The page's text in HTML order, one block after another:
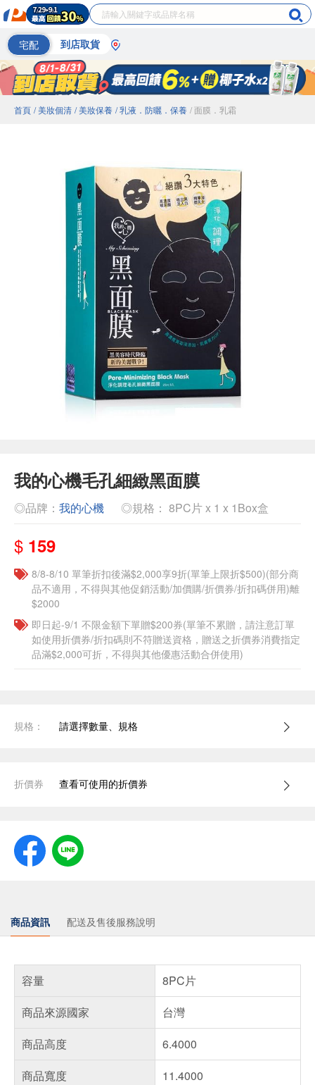
宅配 到店取貨
首頁 / 美妝個清 / 美妝保養 / 乳液．防曬．保養 / 面膜．乳霜
我的心機毛孔細緻黑面膜
◎品牌： 我的心機 ◎規格： 8PC片 x 1 x 1Box盒
$ 159
8/8-8/10 單筆折扣後滿$2,000享9折(單筆上限折$500)(部分商
品不適用，不得與其他促銷活動/加價購/折價券/折扣碼併用)離
$2000
即日起-9/1 不限金額下單贈$200券(單筆不累贈，請注意訂單
如使用折價券/折扣碼則不符贈送資格，贈送之折價券消費指定
品滿$2,000可折，不得與其他優惠活動合併使用)
規格： 請選擇數量、規格
折價券 查看可使用的折價券
商品資訊 配送及售後服務說明
容量
8PC片
商品來源國家
台灣
商品高度
6.4000
商品寬度
11.4000